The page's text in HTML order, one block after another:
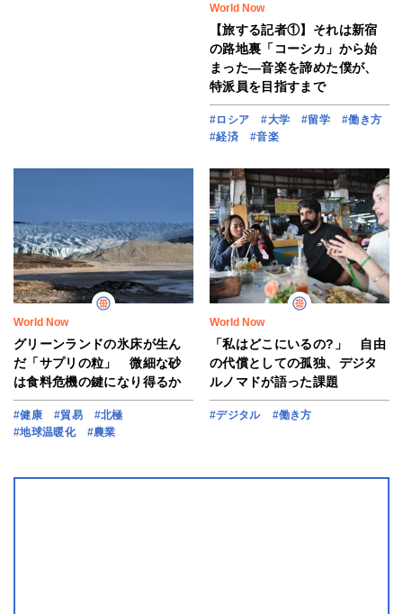
World Now
【旅する記者①】それは新宿
の路地裏「コーシカ」から始
まった―音楽を諦めた僕が、
特派員を目指すまで
#ロシア #大学 #留学
#働き方
#経済
#音楽
World Now
グリーンランドの氷床が生ん
だ「サプリの粒」 微細な砂
は食料危機の鍵になり得るか
#健康 #貿易
#北極
#地球温暖化
#農業
World Now
「私はどこにいるの?」 自由
の代償としての孤独、デジタ
ルノマドが語った課題
#デジタル #働き方